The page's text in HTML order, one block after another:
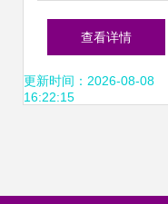
1日起施行 时限压
缩、惩戒升级，为
查看详情
更新时间：2026-08-08
16:22:15